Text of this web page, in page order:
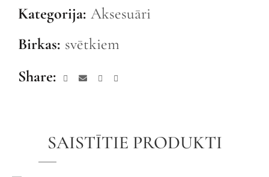
Kategorija: Aksesuāri
Birkas: svētkiem
Share
SAISTĪTIE PRODUKTI